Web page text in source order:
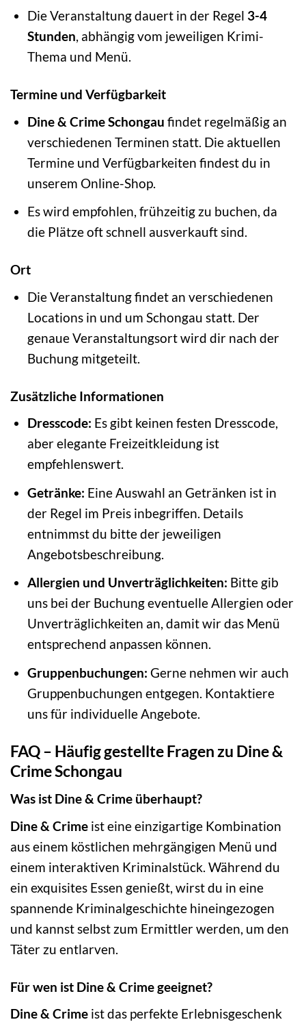
Die Veranstaltung dauert in der Regel 3-4
Stunden, abhängig vom jeweiligen Krimi-
Thema und Menü.
Termine und Verfügbarkeit
Dine & Crime Schongau findet regelmäßig an
verschiedenen Terminen statt. Die aktuellen
Termine und Verfügbarkeiten findest du in
unserem Online-Shop.
Es wird empfohlen, frühzeitig zu buchen, da
die Plätze oft schnell ausverkauft sind.
Ort
Die Veranstaltung findet an verschiedenen
Locations in und um Schongau statt. Der
genaue Veranstaltungsort wird dir nach der
Buchung mitgeteilt.
Zusätzliche Informationen
Dresscode: Es gibt keinen festen Dresscode,
aber elegante Freizeitkleidung ist
empfehlenswert.
Getränke: Eine Auswahl an Getränken ist in
der Regel im Preis inbegriffen. Details
entnimmst du bitte der jeweiligen
Angebotsbeschreibung.
Allergien und Unverträglichkeiten: Bitte gib
uns bei der Buchung eventuelle Allergien oder
Unverträglichkeiten an, damit wir das Menü
entsprechend anpassen können.
Gruppenbuchungen: Gerne nehmen wir auch
Gruppenbuchungen entgegen. Kontaktiere
uns für individuelle Angebote.
FAQ – Häufig gestellte Fragen zu Dine &
Crime Schongau
Was ist Dine & Crime überhaupt?
Dine & Crime ist eine einzigartige Kombination
aus einem köstlichen mehrgängigen Menü und
einem interaktiven Kriminalstück. Während du
ein exquisites Essen genießt, wirst du in eine
spannende Kriminalgeschichte hineingezogen
und kannst selbst zum Ermittler werden, um den
Täter zu entlarven.
Für wen ist Dine & Crime geeignet?
Dine & Crime ist das perfekte Erlebnisgeschenk